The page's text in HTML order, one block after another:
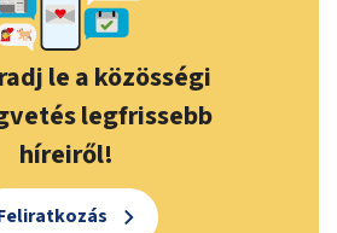
le a közösségi
legfrissebb
híreiről!